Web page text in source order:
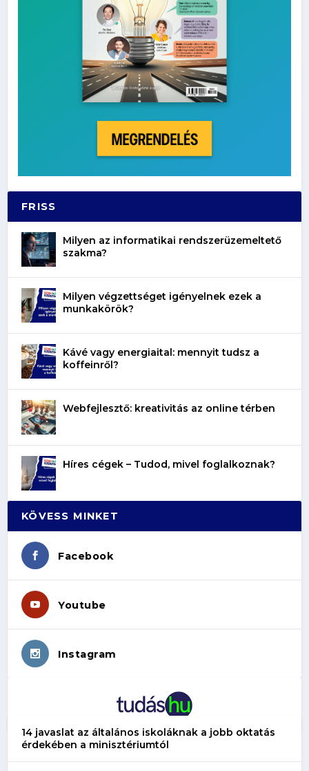
FRISS
Milyen az informatikai rendszerüzemeltető
szakma?
Milyen végzettséget igényelnek ezek a
munkakörök?
Kávé vagy energiaital: mennyit tudsz a
koffeinről?
Webfejlesztő: kreativitás az online térben
Híres cégek – Tudod, mivel foglalkoznak?
KÖVESS MINKET
Facebook
Youtube
Instagram
14 javaslat az általános iskoláknak a jobb oktatás
érdekében a minisztériumtól